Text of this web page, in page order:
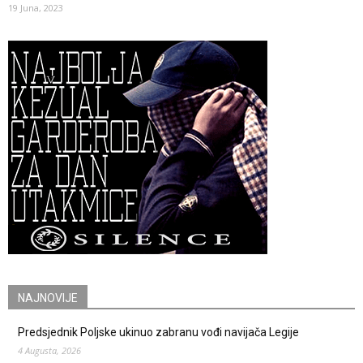
19 Juna, 2023
NAJNOVIJE
Predsjednik Poljske ukinuo zabranu vođi navijača Legije
4 Augusta, 2026